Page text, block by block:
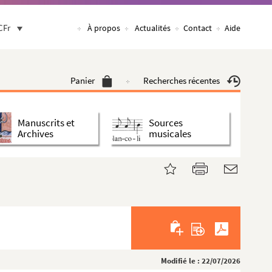
À propos Actualités Contact Aide
Panier Recherches récentes
Manuscrits et
Archives
Sources
musicales
Modifié le : 22/07/2026